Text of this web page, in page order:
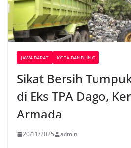
JAWA BARAT KOTA BANDUNG
Sikat Bersih
di Eks TPA Dago,
Armada
20/11/2025 admin